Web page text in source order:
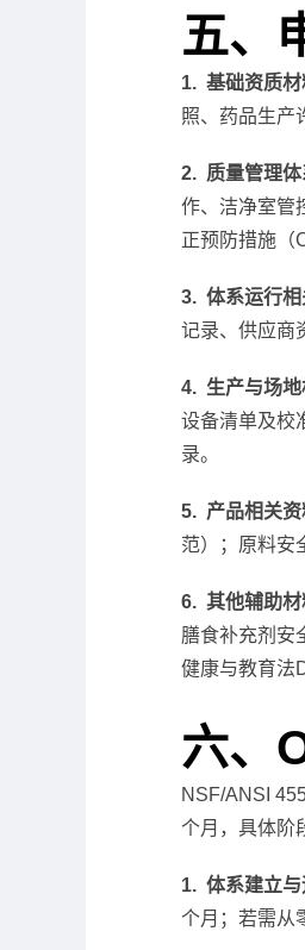
五、
1. 基础资质材
照、药品生产
2. 质量管理体
作、洁净室管
正预防措施（
3. 体系运行相
记录、供应商
4. 生产与场地
设备清单及校
录。
5. 产品相关资
范）；原料安
6. 其他辅助材
膳食补充剂安
健康与教育法
六、
NSF/ANSI
个月，具体阶
1. 体系建立与
个月；若需从